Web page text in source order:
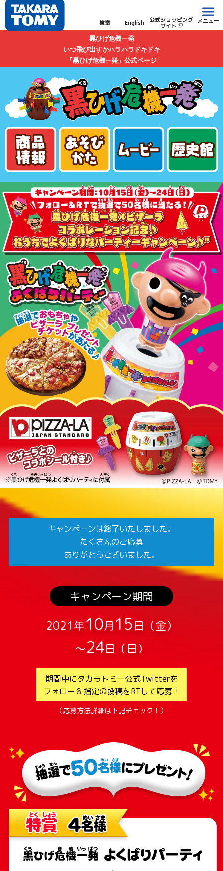
検索 English 公式ショッピング
サイト
メニュー
黒ひげ危機一発
いつ飛び出すかハラハラドキドキ
「黒ひげ危機一発」公式ページ
キャンペーンは終了いたしました。
たくさんのご応募
ありがとうございました。
キャンペーン期間
2021年10月15日（金）
～24日（日）
期間中にタカラトミー公式Twitterを
フォロー＆指定の投稿をRTして応募！
（応募方法詳細は下記チェック！）